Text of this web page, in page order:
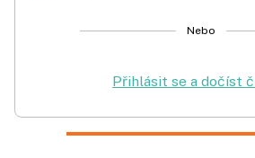
Nebo
Přihlásit se a dočíst